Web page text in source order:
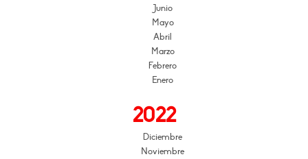
Junio
Mayo
Abril
Marzo
Febrero
Enero
2022
Diciembre
Noviembre